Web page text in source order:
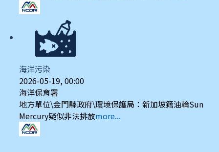
海洋污染
2026-05-19, 00:00
海洋保育署
地方單位\金門縣政府\環境保護局：新加坡籍油輪Sun
Mercury疑似非法排放more...